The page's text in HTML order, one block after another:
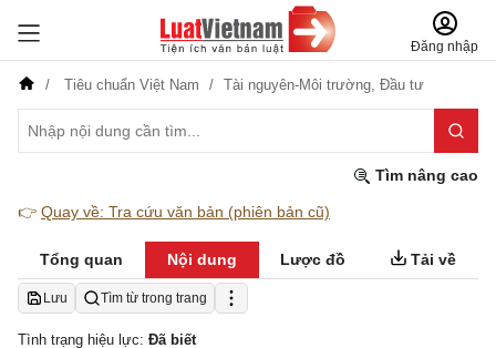
Đăng nhập
Tiêu chuẩn Việt Nam Tài nguyên-Môi trường, Đầu tư
Tìm nâng cao
👉 Quay về: Tra cứu văn bản (phiên bản cũ)
Tổng quan Nội dung Lược đồ Tải về
Lưu Tìm từ trong trang
Tình trạng hiệu lực: Đã biết